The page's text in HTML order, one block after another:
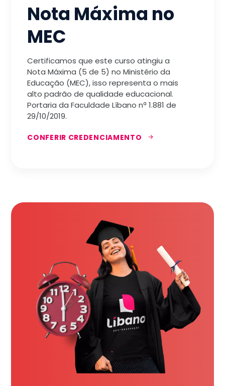
Nota Máxima no
MEC
Certificamos que este curso atingiu a
Nota Máxima (5 de 5) no Ministério da
Educação (MEC), isso representa o mais
alto padrão de qualidade educacional.
Portaria da Faculdade Líbano nª 1.881 de
29/10/2019.
CONFERIR CREDENCIAMENTO